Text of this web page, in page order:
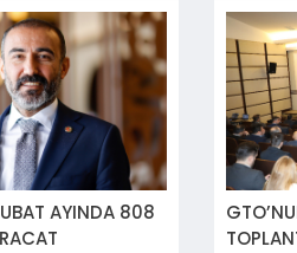
AYINDA 808